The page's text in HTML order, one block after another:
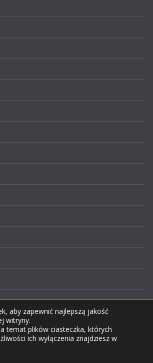
aby zapewnić najlepszą jakość
witryny.
temat plików ciasteczka, których
ich wyłączenia znajdziesz w